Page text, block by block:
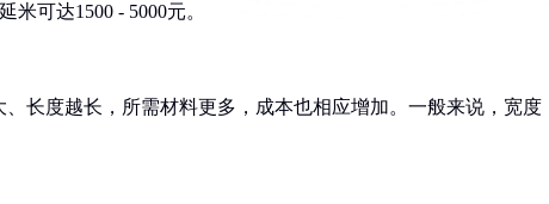
可达1500 - 5000元。
长度越长，所需材料更多，成本也相应增加。一般来说，宽度